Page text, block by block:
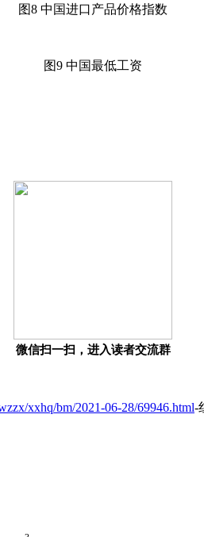
图8 中国进口产品价格指数
图9 中国最低工资
微信扫一扫，进入读者交流群
xxhq/bm/2021-06-28/69946.html-